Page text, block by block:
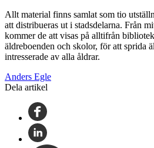
Allt material finns samlat som tio
att distribueras ut i stadsdelarna. Från
kommer de att visas på alltifrån
äldreboenden och skolor, för att sprida
intresserade av alla åldrar.
Anders Egle
Dela artikel